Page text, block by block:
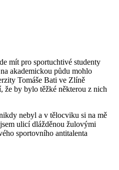
mít pro sportuchtivé studenty
akademickou půdu mohlo
Tomáše Bati ve Zlíně
že by bylo těžké některou z nich
nebyl a v tělocviku si na mě
ulicí dlážděnou žulovými
sportovního antitalenta